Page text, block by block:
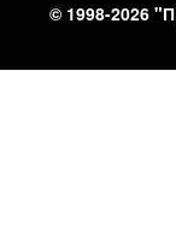
© 1998-2026